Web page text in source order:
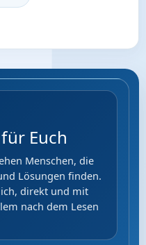
Euch
Menschen, die
Lösungen finden.
direkt und mit
nach dem Lesen